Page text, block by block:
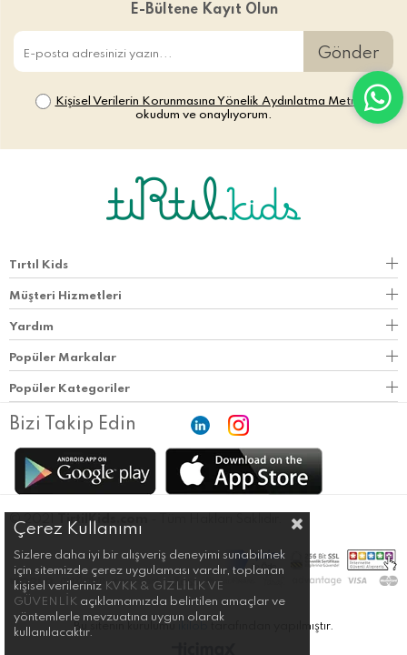
E-Bültene Kayıt Olun
Gönder
Kişisel Verilerin Korunmasına Yönelik Aydınlatma Metni’ni
okudum ve onaylıyorum.
Tırtıl Kids
Müşteri Hizmetleri
Yardım
Popüler Markalar
Popüler Kategoriler
Bizi Takip Edin
© 2021 TirtilKids.com
Bu sitenin kurulumu tarafından yapılmıştır.
Çerez Kullanımı
Sizlere daha iyi bir alışveriş deneyimi sunabilmek
için sitemizde çerez uygulaması vardır, toplanan
kişisel verileriniz KVKK & GİZLİLİK VE
GÜVENLİK açıklamamızda belirtilen amaçlar ve
yöntemlerle mevzuatına uygun olarak
kullanılacaktır.